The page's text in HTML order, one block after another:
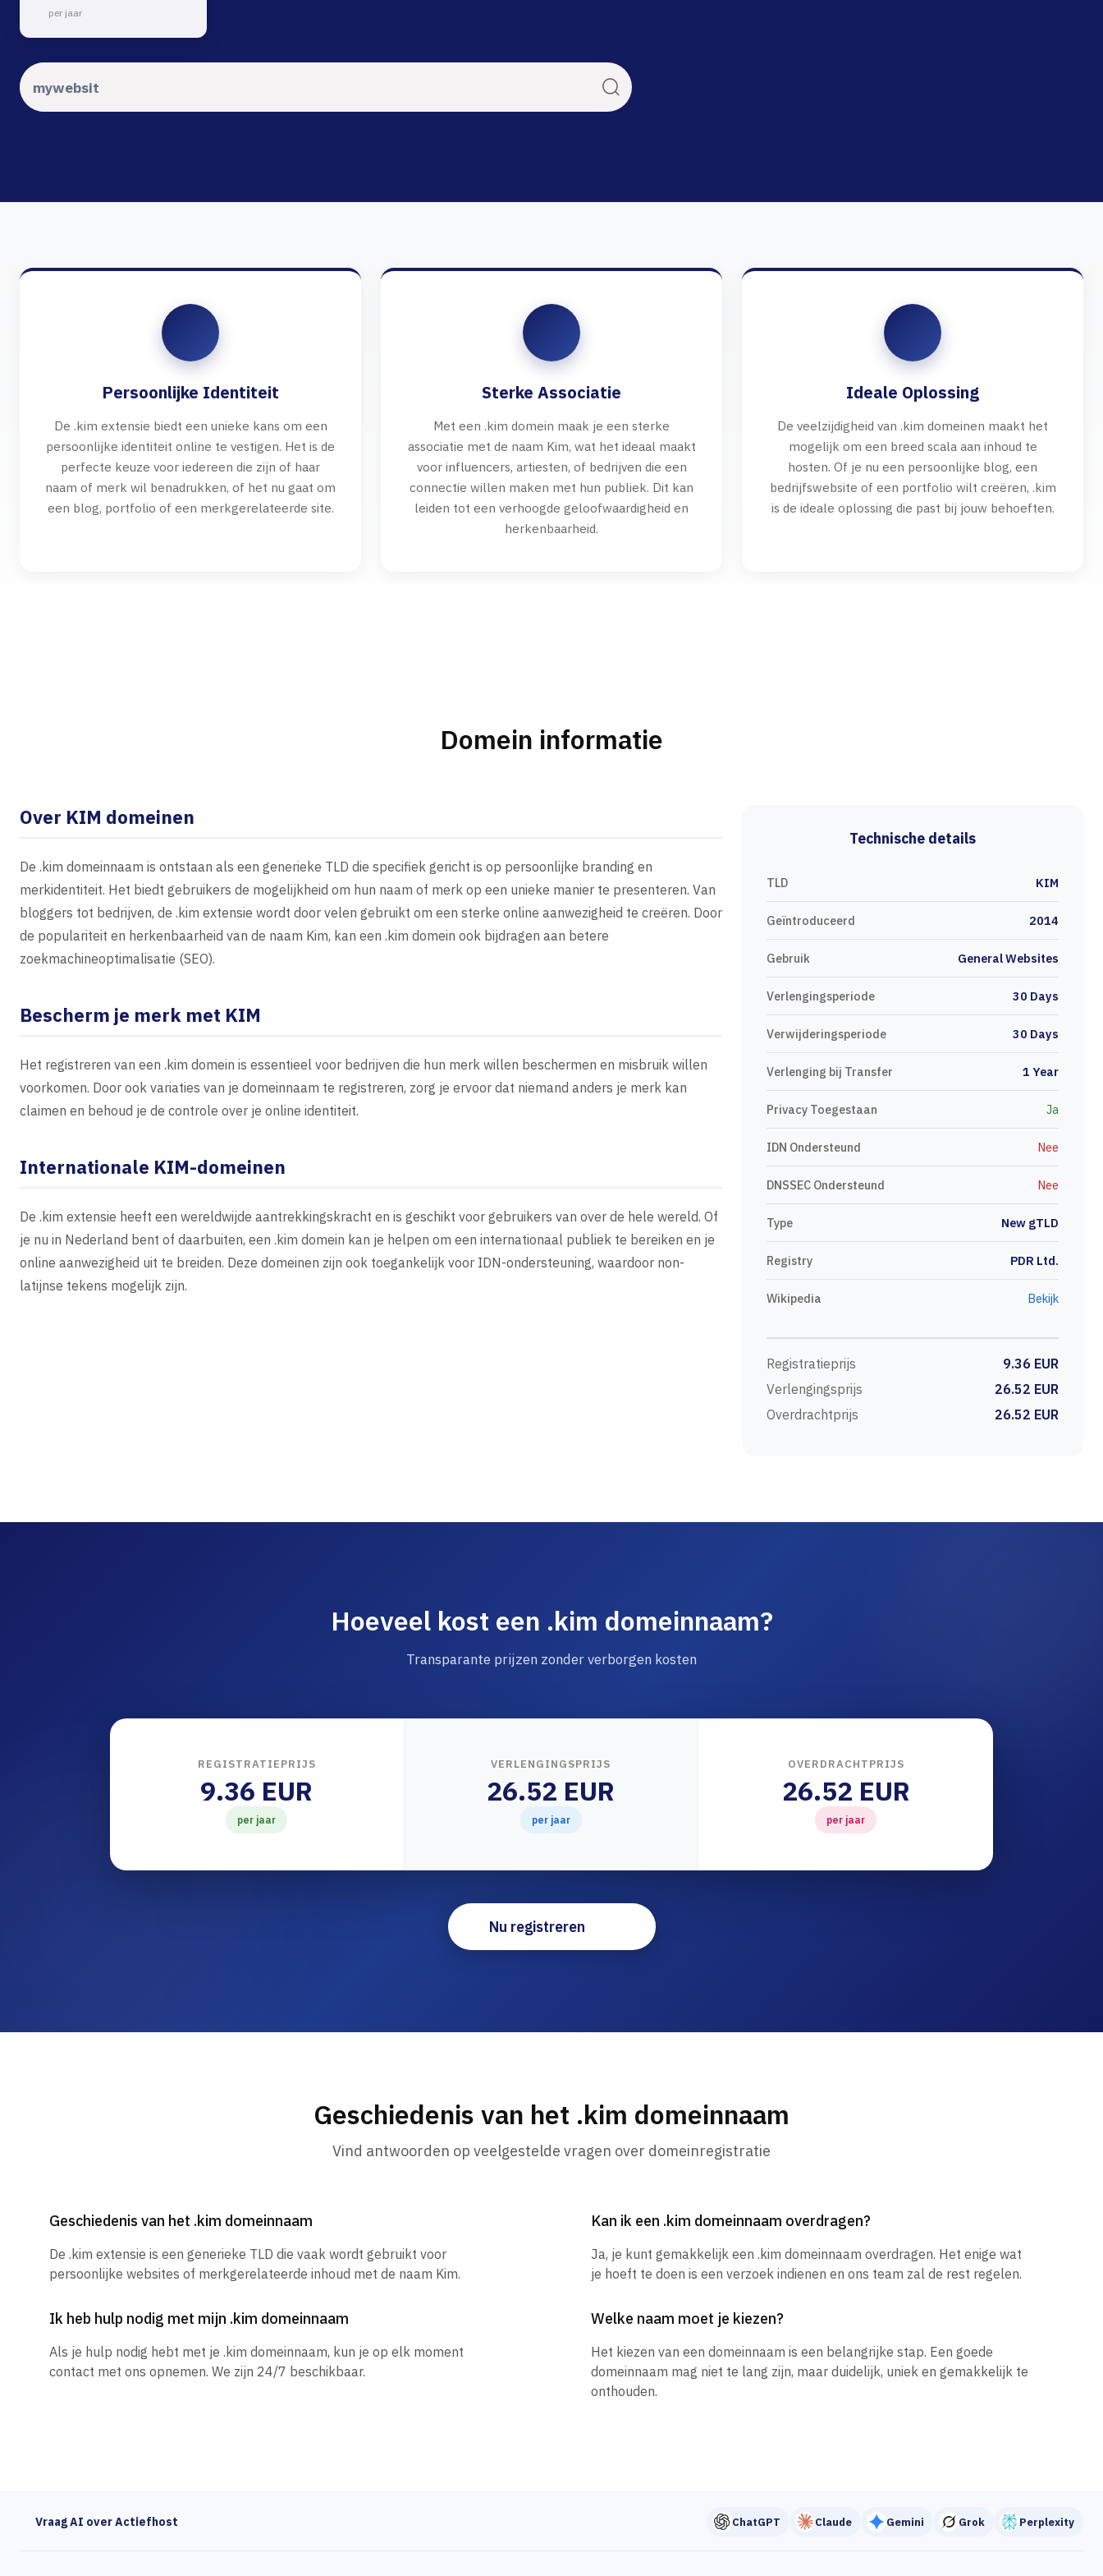
per jaar
Persoonlijke Identiteit
De .kim extensie biedt een unieke kans om een
persoonlijke identiteit online te vestigen. Het is de
perfecte keuze voor iedereen die zijn of haar
naam of merk wil benadrukken, of het nu gaat om
een blog, portfolio of een merkgerelateerde site.
Sterke Associatie
Met een .kim domein maak je een sterke
associatie met de naam Kim, wat het ideaal maakt
voor influencers, artiesten, of bedrijven die een
connectie willen maken met hun publiek. Dit kan
leiden tot een verhoogde geloofwaardigheid en
herkenbaarheid.
Ideale Oplossing
De veelzijdigheid van .kim domeinen maakt het
mogelijk om een breed scala aan inhoud te
hosten. Of je nu een persoonlijke blog, een
bedrijfswebsite of een portfolio wilt creëren, .kim
is de ideale oplossing die past bij jouw behoeften.
Domein informatie
Over KIM domeinen
De .kim domeinnaam is ontstaan als een generieke TLD die specifiek gericht is op persoonlijke branding en
merkidentiteit. Het biedt gebruikers de mogelijkheid om hun naam of merk op een unieke manier te presenteren. Van
bloggers tot bedrijven, de .kim extensie wordt door velen gebruikt om een sterke online aanwezigheid te creëren. Door
de populariteit en herkenbaarheid van de naam Kim, kan een .kim domein ook bijdragen aan betere
zoekmachineoptimalisatie (SEO).
Bescherm je merk met KIM
Het registreren van een .kim domein is essentieel voor bedrijven die hun merk willen beschermen en misbruik willen
voorkomen. Door ook variaties van je domeinnaam te registreren, zorg je ervoor dat niemand anders je merk kan
claimen en behoud je de controle over je online identiteit.
Internationale KIM-domeinen
De .kim extensie heeft een wereldwijde aantrekkingskracht en is geschikt voor gebruikers van over de hele wereld. Of
je nu in Nederland bent of daarbuiten, een .kim domein kan je helpen om een internationaal publiek te bereiken en je
online aanwezigheid uit te breiden. Deze domeinen zijn ook toegankelijk voor IDN-ondersteuning, waardoor non-
latijnse tekens mogelijk zijn.
Technische details
TLD KIM
Geïntroduceerd 2014
Gebruik General Websites
Verlengingsperiode 30 Days
Verwijderingsperiode 30 Days
Verlenging bij Transfer 1 Year
Privacy Toegestaan Ja
IDN Ondersteund Nee
DNSSEC Ondersteund Nee
Type New gTLD
Registry PDR Ltd.
Wikipedia Bekijk
Registratieprijs
9.36 EUR
Verlengingsprijs
26.52 EUR
Overdrachtprijs
26.52 EUR
Hoeveel kost een .kim domeinnaam?
Transparante prijzen zonder verborgen kosten
REGISTRATIEPRIJS
9.36 EUR
per jaar
VERLENGINGSPRIJS
26.52 EUR
per jaar
OVERDRACHTPRIJS
26.52 EUR
per jaar
Nu registreren
Geschiedenis van het .kim domeinnaam
Vind antwoorden op veelgestelde vragen over domeinregistratie
Geschiedenis van het .kim domeinnaam
De .kim extensie is een generieke TLD die vaak wordt gebruikt voor
persoonlijke websites of merkgerelateerde inhoud met de naam Kim.
Kan ik een .kim domeinnaam overdragen?
Ja, je kunt gemakkelijk een .kim domeinnaam overdragen. Het enige wat
je hoeft te doen is een verzoek indienen en ons team zal de rest regelen.
Ik heb hulp nodig met mijn .kim domeinnaam
Als je hulp nodig hebt met je .kim domeinnaam, kun je op elk moment
contact met ons opnemen. We zijn 24/7 beschikbaar.
Welke naam moet je kiezen?
Het kiezen van een domeinnaam is een belangrijke stap. Een goede
domeinnaam mag niet te lang zijn, maar duidelijk, uniek en gemakkelijk te
onthouden.
Vraag AI over Actiefhost ChatGPT Claude Gemini Grok Perplexity